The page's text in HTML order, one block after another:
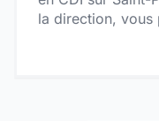
la direction, vous